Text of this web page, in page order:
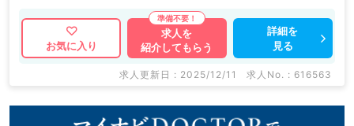
お気に入り
求人を
紹介してもらう
詳細を
見る
求人更新日 : 2025/12/11 求人No. : 616563